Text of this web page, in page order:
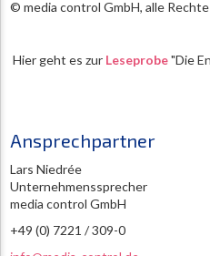
© media control GmbH, alle
Hier geht es zur Leseprobe"Die
Ansprechpartner
Lars Niedrée
Unternehmenssprecher
media control GmbH
+49 (0) 7221 / 309-0